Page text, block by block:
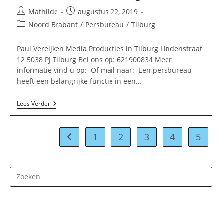
Bericht
auteur:
Mathilde
Bericht
gepubliceerd
augustus 22, 2019
Berichtcategorie:
Noord Brabant / Persbureau / Tilburg
Paul Vereijken Media Producties in Tilburg Lindenstraat
12 5038 PJ Tilburg Bel ons op: 621900834 Meer
informatie vind u op: Of mail naar: Een persbureau
heeft een belangrijke functie in een…
Lees VerderPaul
Vereijken
Producties
Tilburg
Naar vorige pagina
1 2 3 4 5
op